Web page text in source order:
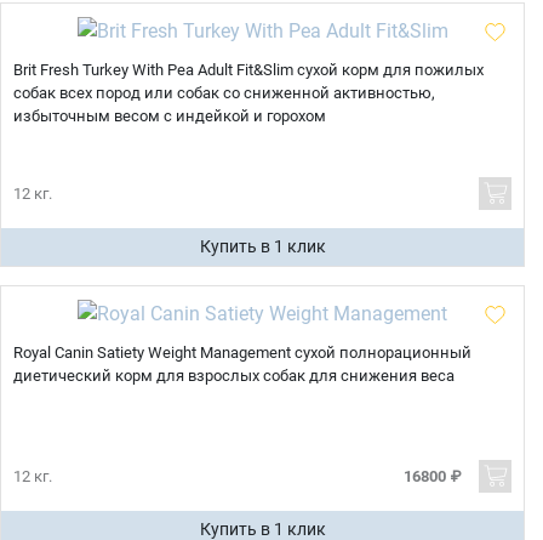
Brit Fresh Turkey With Pea Adult Fit&Slim сухой корм для пожилых
собак всех пород или собак со сниженной активностью,
избыточным весом с индейкой и горохом
12 кг.
Купить в 1 клик
Royal Canin Satiety Weight Management сухой полнорационный
диетический корм для взрослых собак для снижения веса
12 кг. 16800 ₽
Купить в 1 клик